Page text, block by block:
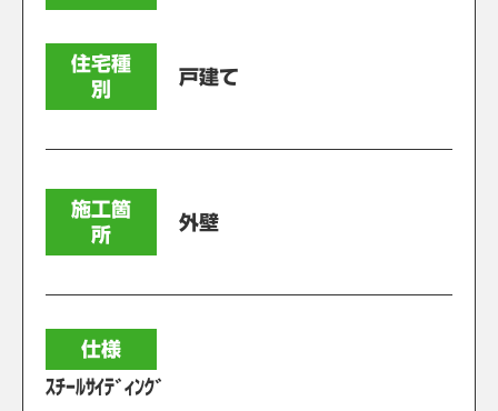
住宅種
別
戸建て
施工箇
所
外壁
仕様
ｽﾁｰﾙｻｲﾃﾞｨﾝｸﾞ